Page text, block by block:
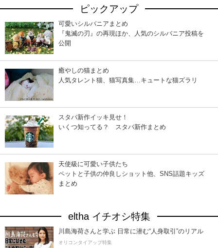
ピックアップ
可愛いシルバニアまとめ
『鬼滅の刃』の再現ほか、人気のシルバニア投稿を
公開
癒やしの猫まとめ
人気タレント猫、猫写真集…キュートな猫ズラリ
スタバ新作イッキ見せ！
いくつ知ってる？ スタバ新作まとめ
天使級に可愛い子供たち
ペットと子供の仲良しショット他、SNS話題キッズ
まとめ
eltha イチオシ特集
川島海荷さんと学ぶ 日常に潜む“人身取引”のリアル
オリコンタイアップ特集